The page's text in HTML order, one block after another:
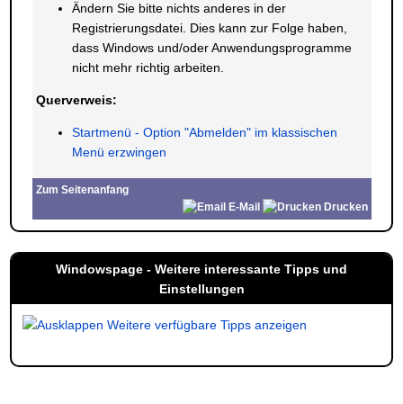
Ändern Sie bitte nichts anderes in der
Registrierungsdatei. Dies kann zur Folge haben,
dass Windows und/oder Anwendungsprogramme
nicht mehr richtig arbeiten.
Querverweis:
Startmenü - Option "Abmelden" im klassischen
Menü erzwingen
Zum Seitenanfang
E-Mail
Drucken
Windowspage - Weitere interessante Tipps und
Einstellungen
Weitere verfügbare Tipps anzeigen